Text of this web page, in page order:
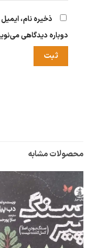
ذخیره نام،
دوباره دیدگاهی
محصولات مشابه